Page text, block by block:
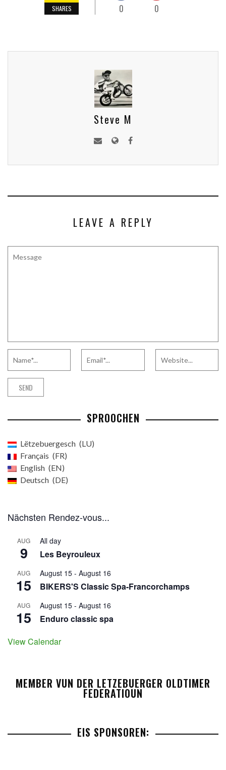
SHARES 0 0
Steve M
LEAVE A REPLY
SPROOCHEN
Lëtzebuergesch
LU
Français
FR
English
EN
Deutsch
DE
Nächsten Rendez-vous...
AUG
9
All day
Les Beyrouleux
AUG
15
August 15 - August 16
BIKERS'S Classic Spa-Francorchamps
AUG
15
August 15 - August 16
Enduro classic spa
View Calendar
MEMBER VUN DER LETZEBUERGER OLDTIMER
FEDERATIOUN
EIS SPONSOREN: